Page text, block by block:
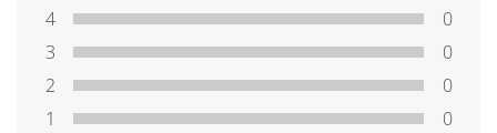
4
0
3
0
2
0
1
0